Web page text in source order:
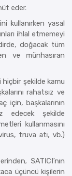
eder.
kullanırken yasal
ihlal etmemeyi
doğacak tüm
ve münhasıran
şekilde kamu
rahatsız ve
için, başkalarının
edecek şekilde
kullanmasını
truva atı, vb.)
SATICI’nın
üçüncü kişilerin